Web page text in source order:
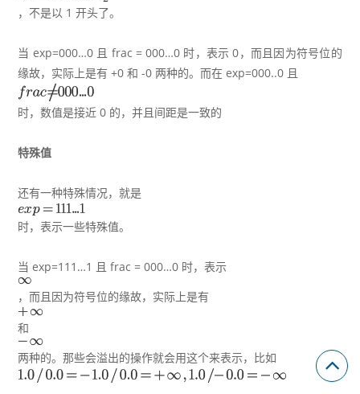
，不是以 1 开头了。
当 exp=000…0 且 frac = 000…0 时，表示 0，而且因为符号位的
缘故，实际上是有 +0 和 -0 两种的。而在 exp=000..0 且
时，数值是接近 0 的，并且间距是一致的
特殊值
还有一种特殊情况，就是
时，表示一些特殊值。
当 exp=111…1 且 frac = 000…0 时，表示
，而且因为符号位的缘故，实际上是有
和
两种的。那些会溢出的操作就会用这个来表示，比如